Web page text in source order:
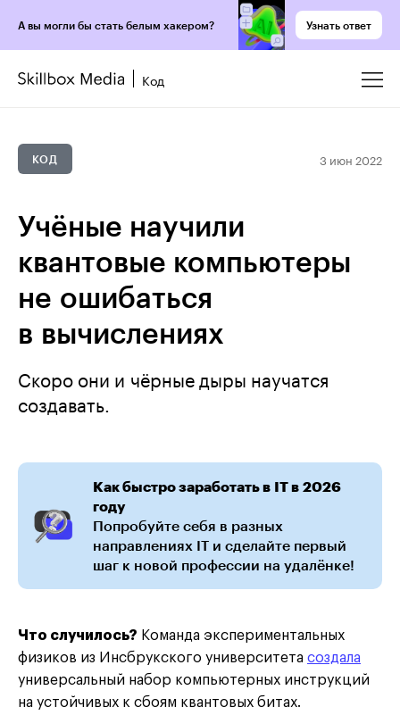
А вы могли бы стать белым хакером? Узнать ответ
Код
КОД 3 июн 2022
Учёные научили
квантовые компьютеры
не ошибаться
в вычислениях
Скоро они и чёрные дыры научатся
создавать.
Как быстро заработать в IT в 2026
году
Попробуйте себя в разных
направлениях IT и сделайте первый
шаг к новой профессии на удалёнке!
Что случилось? Команда экспериментальных
физиков из Инсбрукского университета создала
универсальный набор компьютерных инструкций
на устойчивых к сбоям квантовых битах.